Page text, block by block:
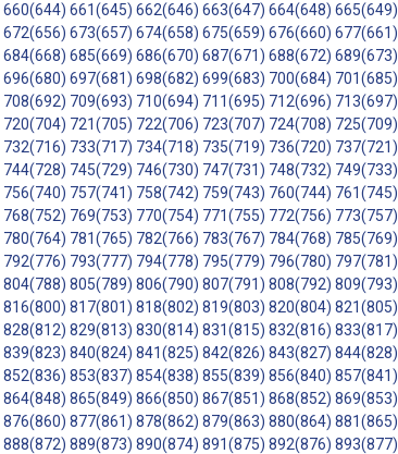
660(644) 661(645) 662(646) 663(647) 664(648) 665(649)
672(656) 673(657) 674(658) 675(659) 676(660) 677(661)
684(668) 685(669) 686(670) 687(671) 688(672) 689(673)
696(680) 697(681) 698(682) 699(683) 700(684) 701(685)
708(692) 709(693) 710(694) 711(695) 712(696) 713(697)
720(704) 721(705) 722(706) 723(707) 724(708) 725(709)
732(716) 733(717) 734(718) 735(719) 736(720) 737(721)
744(728) 745(729) 746(730) 747(731) 748(732) 749(733)
756(740) 757(741) 758(742) 759(743) 760(744) 761(745)
768(752) 769(753) 770(754) 771(755) 772(756) 773(757)
780(764) 781(765) 782(766) 783(767) 784(768) 785(769)
792(776) 793(777) 794(778) 795(779) 796(780) 797(781)
804(788) 805(789) 806(790) 807(791) 808(792) 809(793)
816(800) 817(801) 818(802) 819(803) 820(804) 821(805)
828(812) 829(813) 830(814) 831(815) 832(816) 833(817)
839(823) 840(824) 841(825) 842(826) 843(827) 844(828)
852(836) 853(837) 854(838) 855(839) 856(840) 857(841)
864(848) 865(849) 866(850) 867(851) 868(852) 869(853)
876(860) 877(861) 878(862) 879(863) 880(864) 881(865)
888(872) 889(873) 890(874) 891(875) 892(876) 893(877)